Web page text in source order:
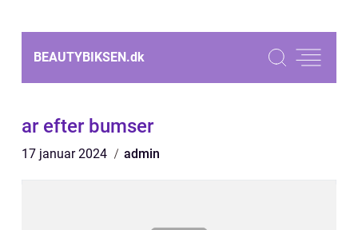
BEAUTYBIKSEN.dk
ar efter bumser
17 januar 2024 admin